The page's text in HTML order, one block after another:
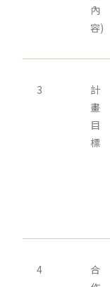
內
容)
3
計
畫
目
標
4
合